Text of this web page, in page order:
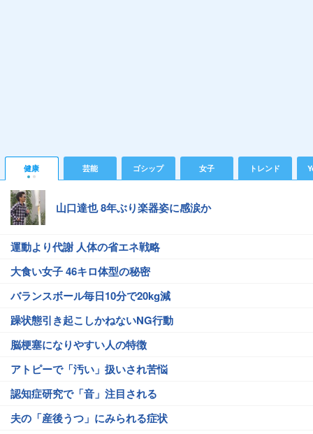
健康 芸能 ゴシップ 女子 トレンド
山口達也 8年ぶり楽器姿に感涙か
運動より代謝 人体の省エネ戦略
大食い女子 46キロ体型の秘密
バランスボール毎日10分で20kg減
躁状態引き起こしかねないNG行動
脳梗塞になりやすい人の特徴
アトピーで「汚い」扱いされ苦悩
認知症研究で「音」注目される
夫の「産後うつ」にみられる症状